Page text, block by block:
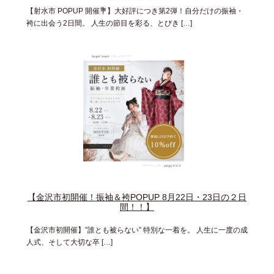
【射水市 POPUP 開催💐】大好評につき第2弾！自分だけの振袖・
袴に出会う2日間。 人生の節目を彩る、とびき […]
【金沢市初開催！振袖＆袴POPUP 8月22日・23日の２日
間！！】
【金沢市初開催】”誰とも被らない” 特別な一着を。 人生に一度の成
人式、そして大切な卒 […]